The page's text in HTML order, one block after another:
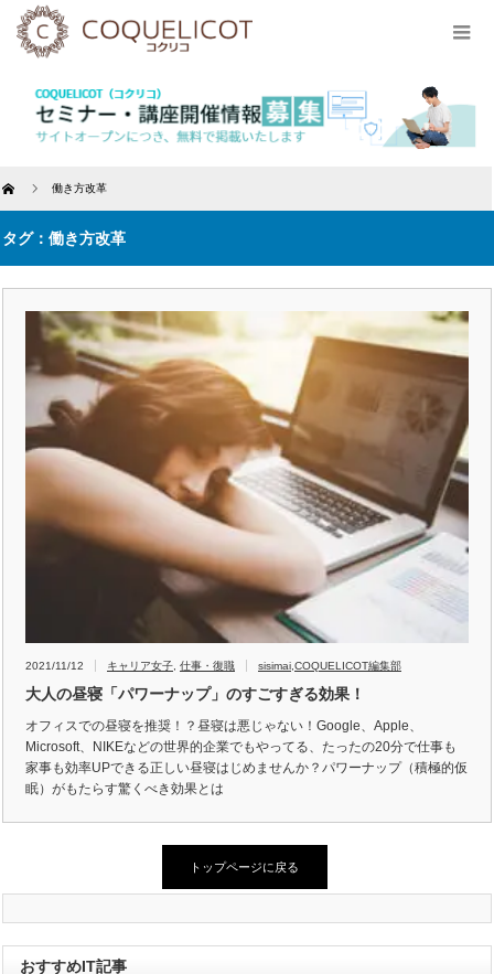
Home 働き方改革
タグ：働き方改革
2021/11/12 キャリア女子 仕事・復職 sisimai COQUELICOT編集部
大人の昼寝「パワーナップ」のすごすぎる効果！
オフィスでの昼寝を推奨！？昼寝は悪じゃない！Google、Apple、
Microsoft、NIKEなどの世界的企業でもやってる、たったの20分で仕事も
家事も効率UPできる正しい昼寝はじめませんか？パワーナップ（積極的仮
眠）がもたらす驚くべき効果とは
トップページに戻る
おすすめIT記事